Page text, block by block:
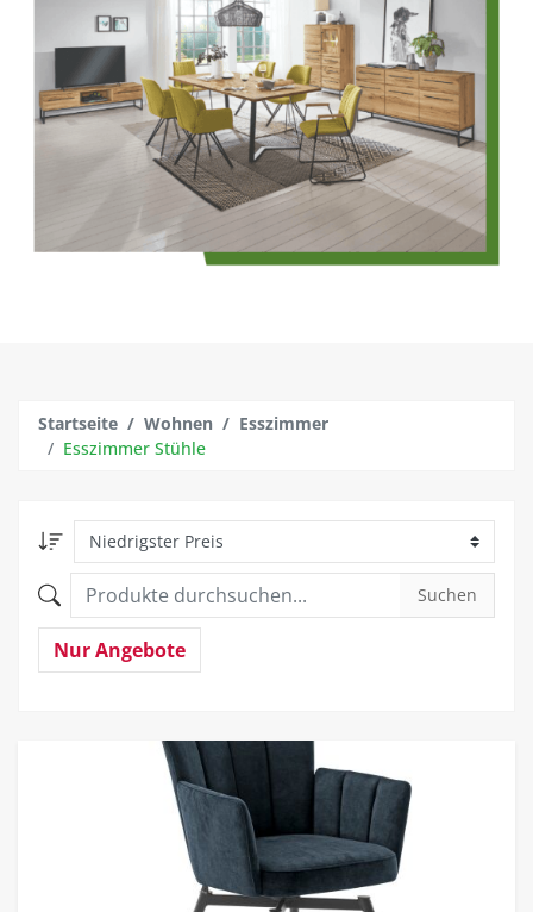
Startseite Wohnen
Esszimmer
Esszimmer Stühle
Suchen
Nur Angebote